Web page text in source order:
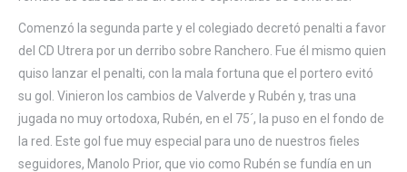
Comenzó la segunda parte y el colegiado decretó penalti a favor
del CD Utrera por un derribo sobre Ranchero. Fue él mismo quien
quiso lanzar el penalti, con la mala fortuna que el portero evitó
su gol. Vinieron los cambios de Valverde y Rubén y, tras una
jugada no muy ortodoxa, Rubén, en el 75´, la puso en el fondo de
la red. Este gol fue muy especial para uno de nuestros fieles
seguidores, Manolo Prior, que vio como Rubén se fundía en un